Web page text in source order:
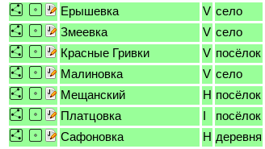
Ерышевка
V село
Змеевка
V село
Красные Гривки
V посёлок
Малиновка
V село
Мещанский
H посёлок
Платцовка
I посёлок
Сафоновка
H деревня